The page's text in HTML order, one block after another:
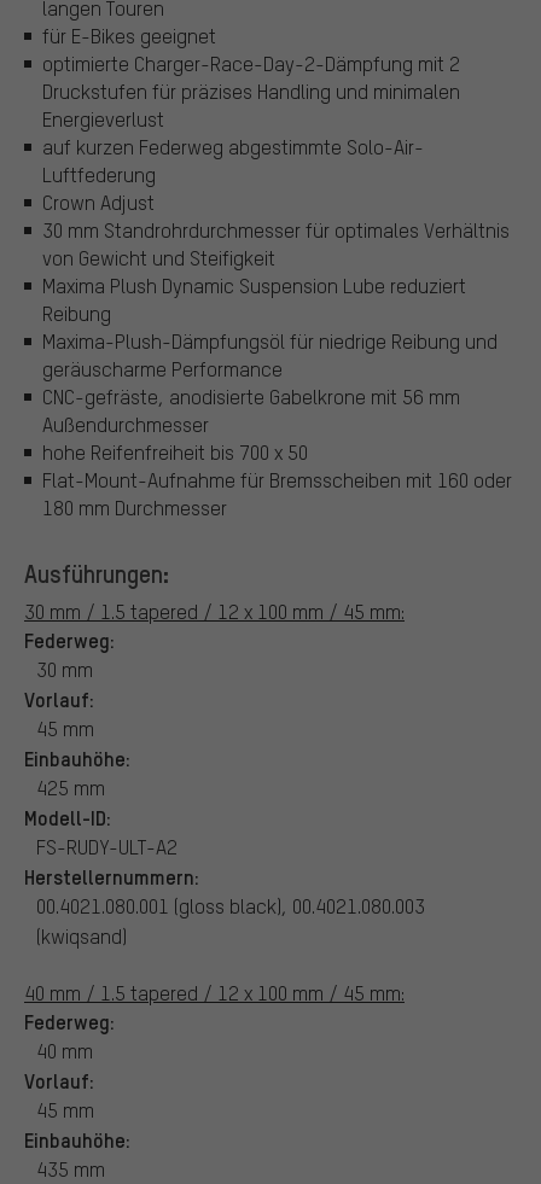
langen Touren
für E-Bikes geeignet
optimierte Charger-Race-Day-2-Dämpfung mit 2
Druckstufen für präzises Handling und minimalen
Energieverlust
auf kurzen Federweg abgestimmte Solo-Air-
Luftfederung
Crown Adjust
30 mm Standrohrdurchmesser für optimales Verhältnis
von Gewicht und Steifigkeit
Maxima Plush Dynamic Suspension Lube reduziert
Reibung
Maxima-Plush-Dämpfungsöl für niedrige Reibung und
geräuscharme Performance
CNC-gefräste, anodisierte Gabelkrone mit 56 mm
Außendurchmesser
hohe Reifenfreiheit bis 700 x 50
Flat-Mount-Aufnahme für Bremsscheiben mit 160 oder
180 mm Durchmesser
Ausführungen:
30 mm / 1.5 tapered / 12 x 100 mm / 45 mm:
Federweg:
30 mm
Vorlauf:
45 mm
Einbauhöhe:
425 mm
Modell-ID:
FS-RUDY-ULT-A2
Herstellernummern:
00.4021.080.001 (gloss black), 00.4021.080.003
(kwiqsand)
40 mm / 1.5 tapered / 12 x 100 mm / 45 mm:
Federweg:
40 mm
Vorlauf:
45 mm
Einbauhöhe:
435 mm